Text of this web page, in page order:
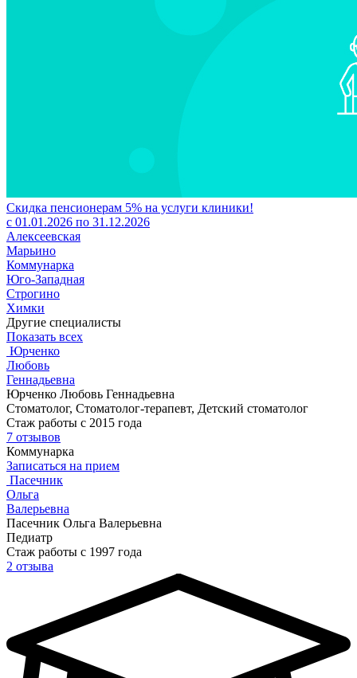
Скидка пенсионерам 5% на услуги клиники!
с 01.01.2026 по 31.12.2026
Алексеевская
Марьино
Коммунарка
Юго-Западная
Строгино
Химки
Другие специалисты
Показать всех
Юрченко
Любовь
Геннадьевна
Юрченко Любовь Геннадьевна
Стоматолог, Стоматолог-терапевт, Детский стоматолог
Стаж работы с 2015 года
7 отзывов
Коммунарка
Записаться на прием
Пасечник
Ольга
Валерьевна
Пасечник Ольга Валерьевна
Педиатр
Стаж работы с 1997 года
2 отзыва